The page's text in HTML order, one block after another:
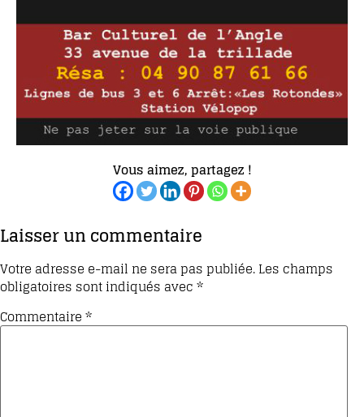
Vous aimez, partagez !
Laisser un commentaire
Votre adresse e-mail ne sera pas publiée.Les champs
obligatoires sont indiqués avec*
Commentaire*